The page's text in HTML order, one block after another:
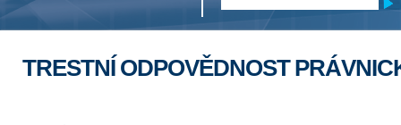
TRESTNÍ ODPOVĚDNOST